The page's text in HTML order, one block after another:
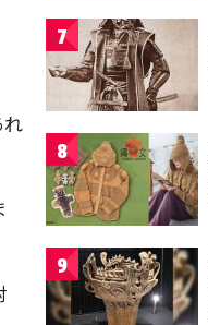
7
8
9